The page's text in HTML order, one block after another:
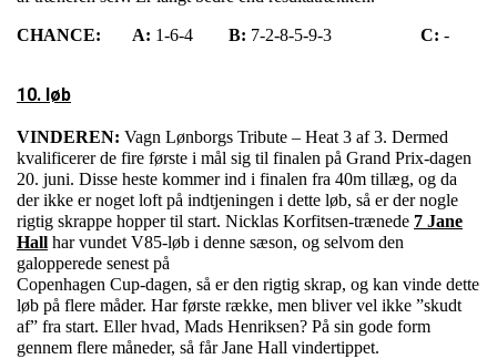
CHANCE: A: 1-6-4 B: 7-2-8-5-9-3 C: -
10. løb
VINDEREN: Vagn Lønborgs Tribute – Heat 3 af 3. Dermed
kvalificerer de fire første i mål sig til finalen på Grand Prix-dagen
20. juni. Disse heste kommer ind i finalen fra 40m tillæg, og da
der ikke er noget loft på indtjeningen i dette løb, så er der nogle
rigtig skrappe hopper til start. Nicklas Korfitsen-trænede 7 Jane
Hall har vundet V85-løb i denne sæson, og selvom den
galopperede senest på
Copenhagen Cup-dagen, så er den rigtig skrap, og kan vinde dette
løb på flere måder. Har første række, men bliver vel ikke ”skudt
af” fra start. Eller hvad, Mads Henriksen? På sin gode form
gennem flere måneder, så får Jane Hall vindertippet.